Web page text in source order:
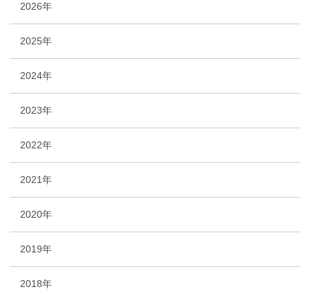
2026年
2025年
2024年
2023年
2022年
2021年
2020年
2019年
2018年